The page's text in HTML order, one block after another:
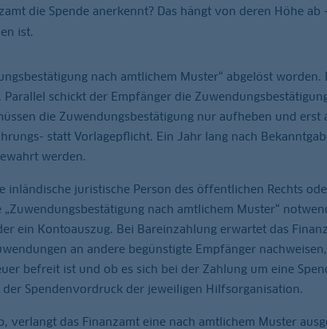
die Spende anerkennt? Das hängt von deren Höhe ab
ist.
nach amtlichem Muster“ abgelöst worden.
schickt der Empfänger die
die Zuwendungsbestätigung nur aufheben und erst
statt Vorlagepflicht. Ein Jahr lang nach
werden.
inländische juristische Person des öffentlichen Rechts
nach amtlichem Muster“
ein Kontoauszug. Bei Bareinzahlung erwartet das
an andere begünstigte Empfänger
befreit ist und ob es sich bei der Zahlung um eine
Spendenvordruck der jeweiligen Hilfsorganisation.
verlangt das Finanzamt eine nach amtlichem Muster